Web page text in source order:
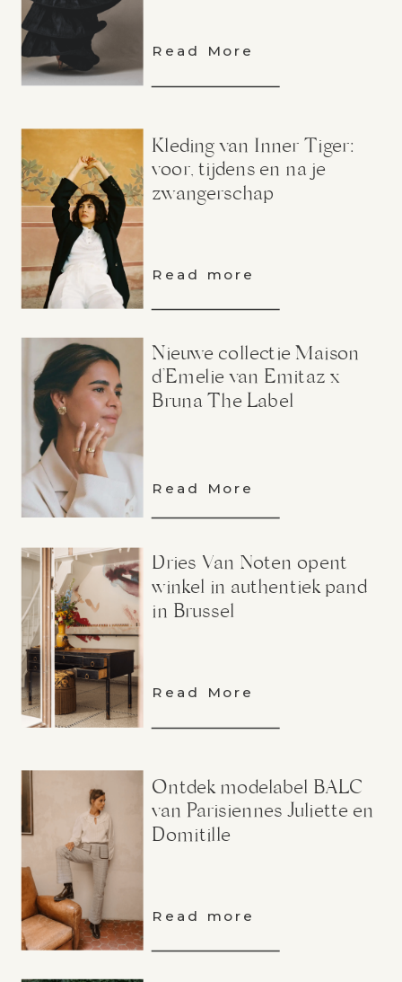
Read More
Read more
Kleding van Inner Tiger:
voor, tijdens en na je
zwangerschap
Read More
Nieuwe collectie Maison
d’Emelie van Emitaz x
Bruna The Label
Read More
Dries Van Noten opent
winkel in authentiek pand
in Brussel
Read more
Ontdek modelabel BALC
van Parisiennes Juliette en
Domitille